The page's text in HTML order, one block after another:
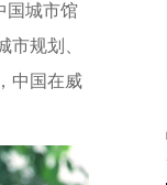
国城市馆
规划、
中国在威